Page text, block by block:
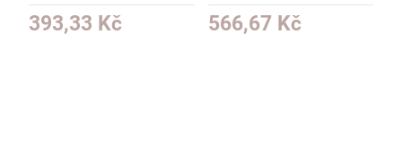
393,33 Kč 566,67 Kč